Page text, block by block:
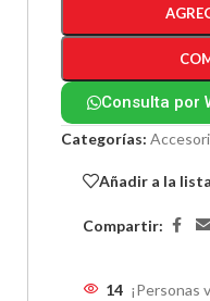
Consulta por
Categorías:
Añadir a la
Compartir:
14 ¡Personas